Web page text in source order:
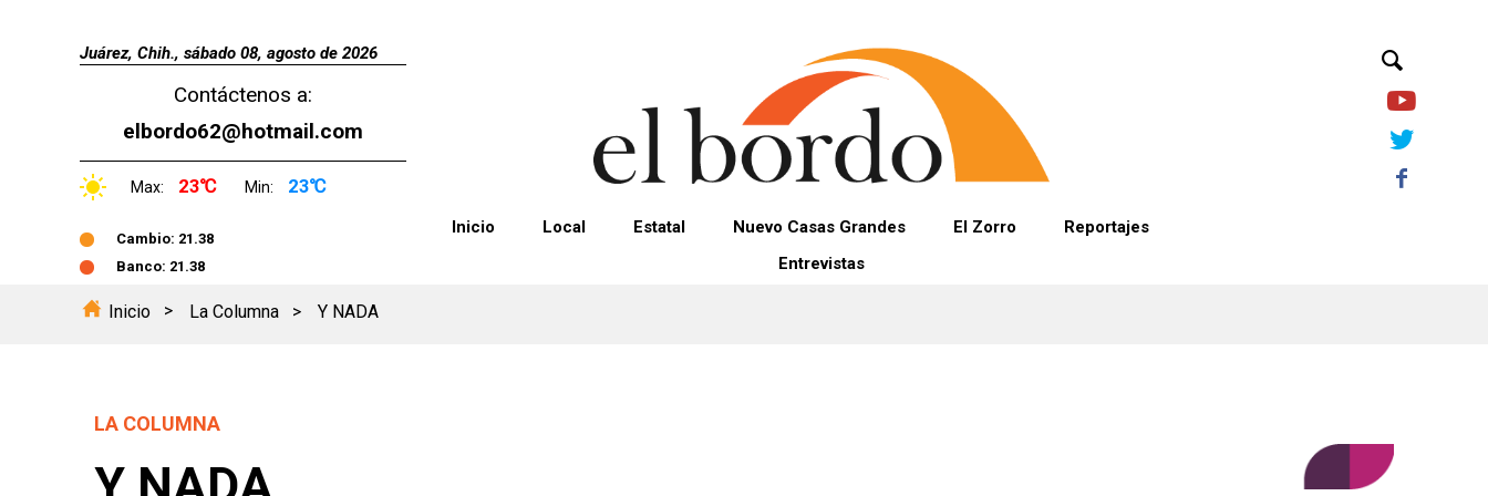
Juárez, Chih., sábado 08, agosto de 2026
Contáctenos a:
elbordo62@hotmail.com
Max: 23℃ Min: 23℃
Cambio: 21.38
Banco: 21.38
Inicio Local Estatal Nuevo Casas Grandes El Zorro
Reportajes
Entrevistas
Inicio La Columna Y NADA
LA COLUMNA